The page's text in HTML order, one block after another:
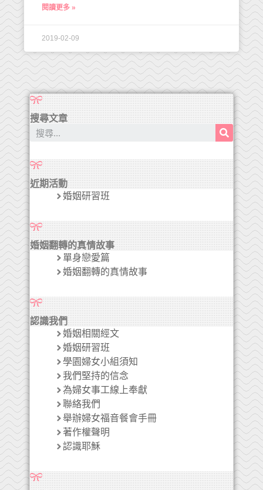
閱讀更多 »
2019-02-09
搜尋文章
近期活動
婚姻研習班
婚姻翻轉的真情故事
單身戀愛篇
婚姻翻轉的真情故事
認識我們
婚姻相關經文
婚姻研習班
學園婦女小組須知
我們堅持的信念
為婦女事工線上奉獻
聯絡我們
舉辦婦女福音餐會手冊
著作權聲明
認識耶穌